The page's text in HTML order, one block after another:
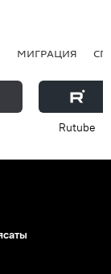
МИГРАЦИЯ
Rutube